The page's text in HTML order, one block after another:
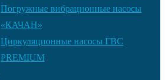
Погружные вибрационные насосы
«КАЧАН»
Циркуляционные насосы ГВС
PREMIUM